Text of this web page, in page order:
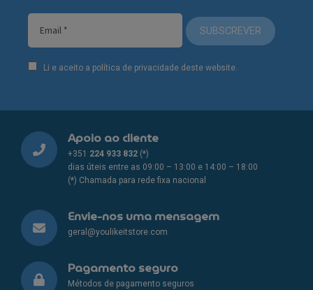
SUBSCREVER
Li e aceito a política de privacidade deste website.
Apoio ao cliente
+351 224 933 832 (*)
dias úteis entre as 09:00 – 13:00 e 14:00 – 18:00
(*) Chamada para rede fixa nacional
Envie-nos uma mensagem
geral@youlikeitstore.com
Pagamento seguro
Métodos de pagamento seguros